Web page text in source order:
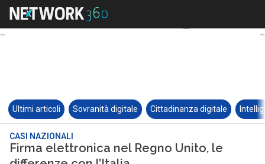
Ultimi articoli Sovranità digitale Cittadinanza digitale
CASI NAZIONALI
Firma elettronica nel Regno Unito, le